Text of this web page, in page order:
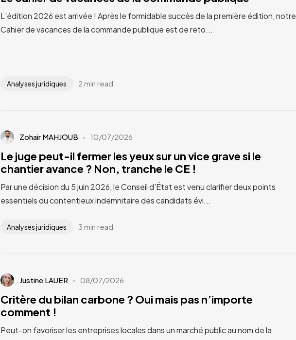
L’édition 2026 est arrivée ! Après le formidable succès de la première édition, notre
Cahier de vacances de la commande publique est de reto...
Analyses juridiques 2 min read
Zohair MAHJOUB 10/07/2026
Le juge peut-il fermer les yeux sur un vice grave si le
chantier avance ? Non, tranche le CE !
Par une décision du 5 juin 2026, le Conseil d’État est venu clarifier deux points
essentiels du contentieux indemnitaire des candidats évi...
Analyses juridiques 3 min read
Justine LAUER 08/07/2026
Critère du bilan carbone ? Oui mais pas n’importe
comment !
Peut-on favoriser les entreprises locales dans un marché public au nom de la